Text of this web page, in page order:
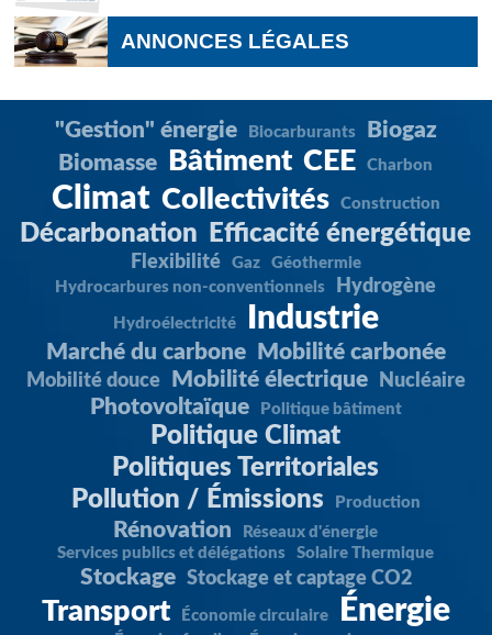
ANNONCES LÉGALES
"Gestion" énergie Biocarburants
Biogaz
Biomasse
Bâtiment CEE Charbon
Climat Collectivités Construction
Décarbonation Efficacité énergétique
Flexibilité Gaz
Géothermie
Hydrocarbures non-conventionnels
Hydrogène
Hydroélectricité Industrie
Marché du carbone Mobilité carbonée
Mobilité douce Mobilité électrique Nucléaire
Photovoltaïque Politique bâtiment
Politique Climat
Politiques Territoriales
Pollution / Émissions
Production
Rénovation
Réseaux d'énergie
Services publics et délégations
Solaire Thermique
Stockage Stockage et captage CO2
Transport Économie circulaire Énergie